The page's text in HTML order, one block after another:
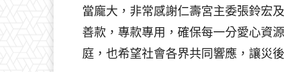
當龐大，非常感謝仁壽宮主委張鈴宏
善款，專款專用，確保每一分愛心資
庭，也希望社會各界共同響應，讓災